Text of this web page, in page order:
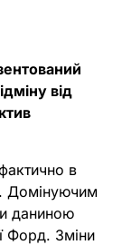
від
в
Домінуючим
даниною
Форд. Зміни